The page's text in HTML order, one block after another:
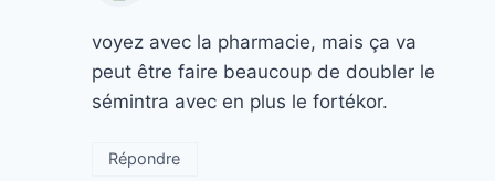
voyez avec la pharmacie, mais ça va
peut être faire beaucoup de doubler le
sémintra avec en plus le fortékor.
Répondre